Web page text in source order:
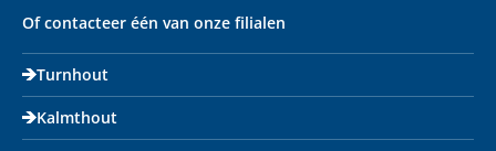
Of contacteer één van onze filialen
Turnhout
Kalmthout